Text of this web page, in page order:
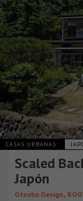
CASAS URBANAS
Scaled
Japón
Otsubo Design,